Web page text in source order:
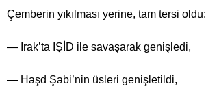
Çemberin yıkılması yerine, tam tersi oldu:
— Irak’ta IŞİD ile savaşarak genişledi,
— Haşd Şabi’nin üsleri genişletildi,